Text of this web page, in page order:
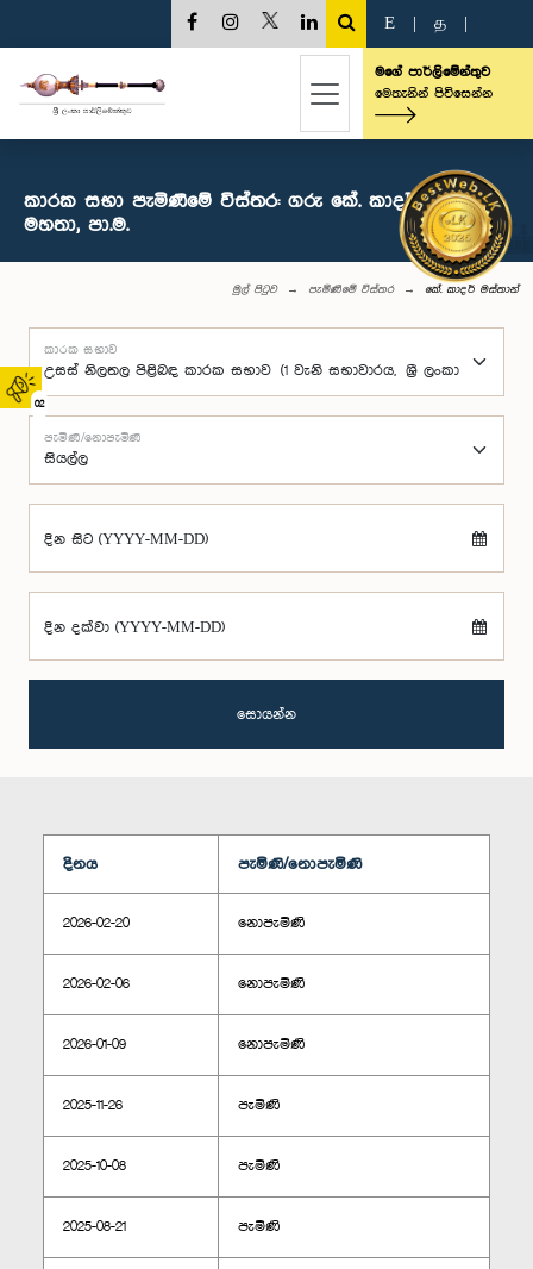
02
E த
මගේ පාර්ලිමේන්තුව
මෙතැනින් පිවිසෙන්න
කාරක සභා පැමිණීමේ විස්තර: ගරු ‍කේ. කාදර් මස්තාන්
මහතා, පා.ම.
මුල් පිටුව පැමිණීමේ විස්තර ‍කේ. කාදර් මස්තාන්
කාරක සභාව
පැමිණි/නොපැමිණි
දින සිට (YYYY-MM-DD)
දින දක්වා (YYYY-MM-DD)
සොයන්න
දිනය පැමිණි/නොපැමිණි
2026-02-20 නොපැමිණි
2026-02-06 නොපැමිණි
2026-01-09 නොපැමිණි
2025-11-26 පැමිණි
2025-10-08 පැමිණි
2025-08-21 පැමිණි